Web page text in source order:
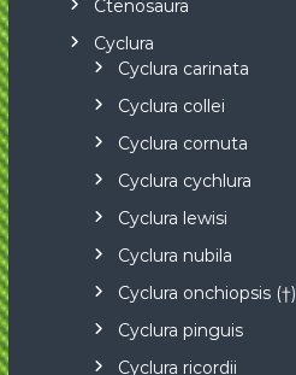
Ctenosaura
Cyclura
Cyclura carinata
Cyclura collei
Cyclura cornuta
Cyclura cychlura
Cyclura lewisi
Cyclura nubila
Cyclura onchiopsis (†)
Cyclura pinguis
Cyclura ricordii